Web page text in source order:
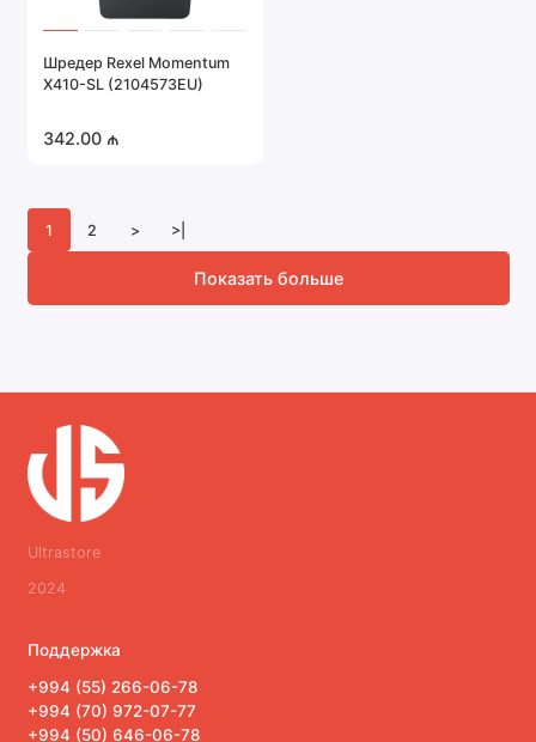
Шредер Rexel Momentum
X410-SL (2104573EU)
342.00 ₼
1 2 > >|
Показать больше
Ultrastore
2024
Поддержка
+994 (55) 266-06-78
+994 (70) 972-07-77
+994 (50) 646-06-78